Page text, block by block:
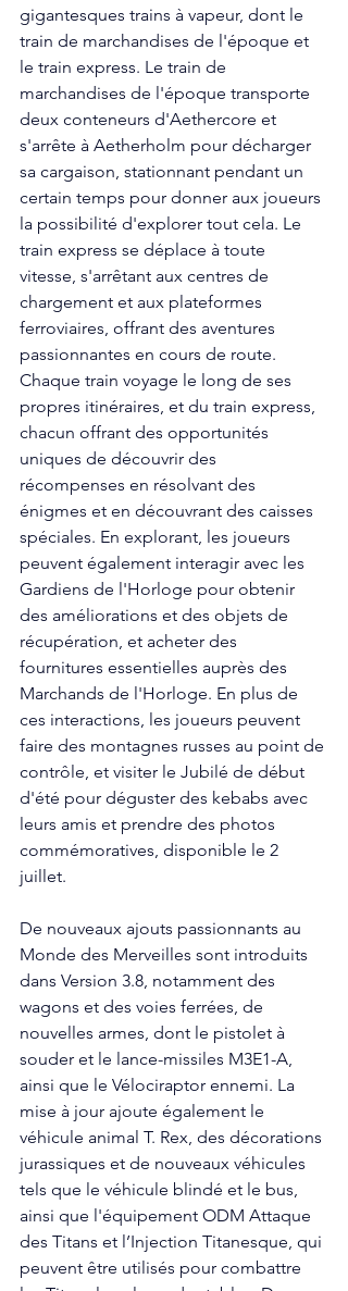
gigantesques trains à vapeur, dont le
train de marchandises de l'époque et
le train express. Le train de
marchandises de l'époque transporte
deux conteneurs d'Aethercore et
s'arrête à Aetherholm pour décharger
sa cargaison, stationnant pendant un
certain temps pour donner aux joueurs
la possibilité d'explorer tout cela. Le
train express se déplace à toute
vitesse, s'arrêtant aux centres de
chargement et aux plateformes
ferroviaires, offrant des aventures
passionnantes en cours de route.
Chaque train voyage le long de ses
propres itinéraires, et du train express,
chacun offrant des opportunités
uniques de découvrir des
récompenses en résolvant des
énigmes et en découvrant des caisses
spéciales. En explorant, les joueurs
peuvent également interagir avec les
Gardiens de l'Horloge pour obtenir
des améliorations et des objets de
récupération, et acheter des
fournitures essentielles auprès des
Marchands de l'Horloge. En plus de
ces interactions, les joueurs peuvent
faire des montagnes russes au point de
contrôle, et visiter le Jubilé de début
d'été pour déguster des kebabs avec
leurs amis et prendre des photos
commémoratives, disponible le 2
juillet.
De nouveaux ajouts passionnants au
Monde des Merveilles sont introduits
dans Version 3.8, notamment des
wagons et des voies ferrées, de
nouvelles armes, dont le pistolet à
souder et le lance-missiles M3E1-A,
ainsi que le Vélociraptor ennemi. La
mise à jour ajoute également le
véhicule animal T. Rex, des décorations
jurassiques et de nouveaux véhicules
tels que le véhicule blindé et le bus,
ainsi que l'équipement ODM Attaque
des Titans et l’Injection Titanesque, qui
peuvent être utilisés pour combattre